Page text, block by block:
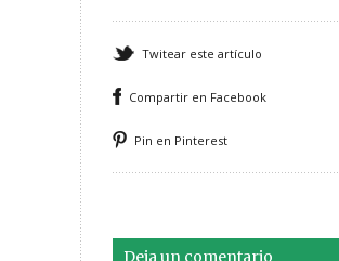
Twitear este artículo
Compartir en Facebook
Pin en Pinterest
Deja un comentario